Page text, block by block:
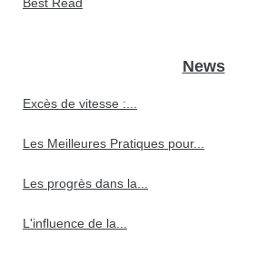
Best Read
News
Excès de vitesse :...
Les Meilleures Pratiques pour...
Les progrès dans la...
L'influence de la...